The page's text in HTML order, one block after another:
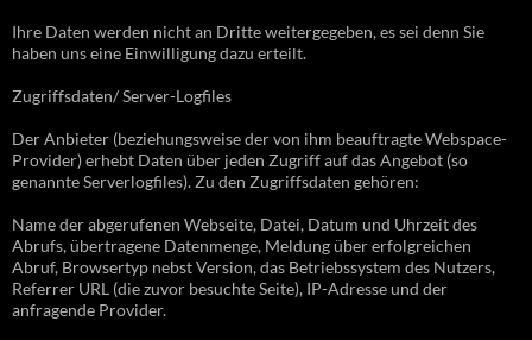
Ihre Daten werden nicht an Dritte weitergegeben, es sei denn Sie
haben uns eine Einwilligung dazu erteilt.
Zugriffsdaten/ Server-Logfiles
Der Anbieter (beziehungsweise der von ihm beauftragte Webspace-
Provider) erhebt Daten über jeden Zugriff auf das Angebot (so
genannte Serverlogfiles). Zu den Zugriffsdaten gehören:
Name der abgerufenen Webseite, Datei, Datum und Uhrzeit des
Abrufs, übertragene Datenmenge, Meldung über erfolgreichen
Abruf, Browsertyp nebst Version, das Betriebssystem des Nutzers,
Referrer URL (die zuvor besuchte Seite), IP-Adresse und der
anfragende Provider.